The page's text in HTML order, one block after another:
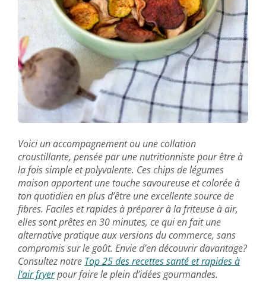
Voici un accompagnement ou une collation
croustillante, pensée par une nutritionniste pour être à
la fois simple et polyvalente. Ces chips de légumes
maison apportent une touche savoureuse et colorée à
ton quotidien en plus d’être une excellente source de
fibres. Faciles et rapides à préparer à la friteuse à air,
elles sont prêtes en 30 minutes, ce qui en fait une
alternative pratique aux versions du commerce, sans
compromis sur le goût. Envie d’en découvrir davantage?
Consultez notre Top 25 des recettes santé et rapides à
l’air fryerpour faire le plein d’idées gourmandes.